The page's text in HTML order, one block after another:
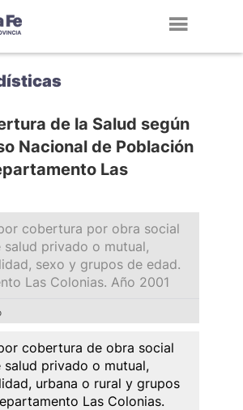
de la Salud según
Nacional de Población
Las
cobertura por obra social
salud privado o mutual,
sexo y grupos de edad.
Las Colonias. Año 2001
cobertura de obra social
salud privado o mutual,
urbana o rural y grupos
Las Colonias.